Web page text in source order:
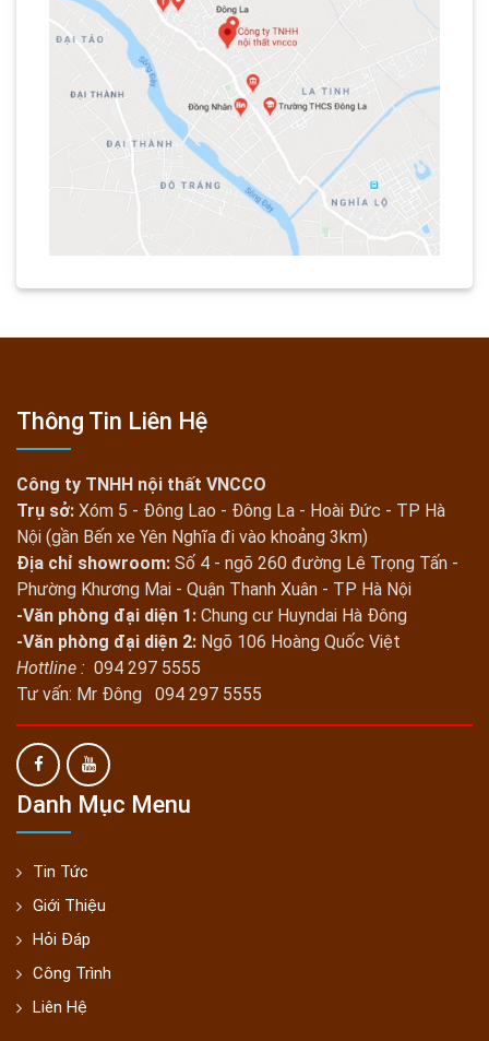
Thông Tin Liên Hệ
Công ty TNHH nội thất VNCCO
Trụ sở: Xóm 5 - Đông Lao - Đông La - Hoài Đức - TP Hà
Nội (gần Bến xe Yên Nghĩa đi vào khoảng 3km)
Địa chỉ showroom: Số 4 - ngõ 260 đường Lê Trọng Tấn -
Phường Khương Mai - Quận Thanh Xuân - TP Hà Nội
-Văn phòng đại diện 1: Chung cư Huyndai Hà Đông
-Văn phòng đại diện 2: Ngõ 106 Hoàng Quốc Việt
Hottline : 094 297 5555
Tư vấn: Mr Đông 094 297 5555
Danh Mục Menu
Tin Tức
Giới Thiệu
Hỏi Đáp
Công Trình
Liên Hệ